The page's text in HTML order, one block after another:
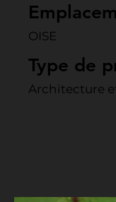
OISE
Type de
Architecture